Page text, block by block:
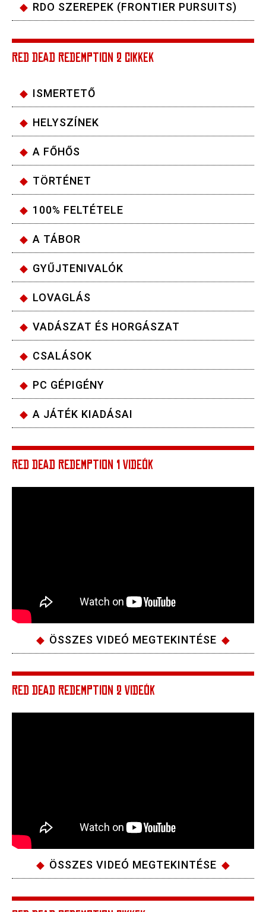
RDO SZEREPEK (FRONTIER PURSUITS)
RED DEAD REDEMPTION 2 CIKKEK
ISMERTETŐ
HELYSZÍNEK
A FŐHŐS
TÖRTÉNET
100% FELTÉTELE
A TÁBOR
GYŰJTENIVALÓK
LOVAGLÁS
VADÁSZAT ÉS HORGÁSZAT
CSALÁSOK
PC GÉPIGÉNY
A JÁTÉK KIADÁSAI
RED DEAD REDEMPTION 1 VIDEÓK
ÖSSZES VIDEÓ MEGTEKINTÉSE
RED DEAD REDEMPTION 2 VIDEÓK
ÖSSZES VIDEÓ MEGTEKINTÉSE